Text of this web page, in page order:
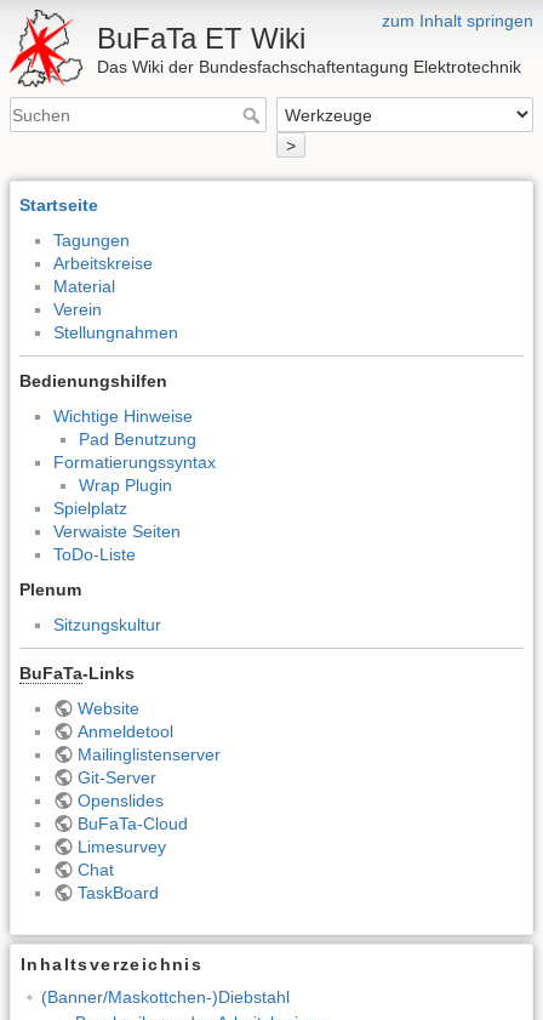
zum Inhalt springen
BuFaTa ET Wiki
Das Wiki der Bundesfachschaftentagung Elektrotechnik
>
Startseite
Tagungen
Arbeitskreise
Material
Verein
Stellungnahmen
Bedienungshilfen
Wichtige Hinweise
Pad Benutzung
Formatierungssyntax
Wrap Plugin
Spielplatz
Verwaiste Seiten
ToDo-Liste
Plenum
Sitzungskultur
BuFaTa-Links
Website
Anmeldetool
Mailinglistenserver
Git-Server
Openslides
BuFaTa-Cloud
Limesurvey
Chat
TaskBoard
Inhaltsverzeichnis
(Banner/Maskottchen-)Diebstahl